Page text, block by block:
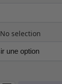
No selection